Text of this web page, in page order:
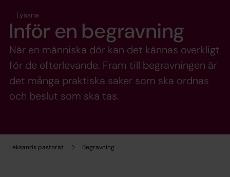
Leksands pastorat Begravning
Lyssna
Inför en begravning
När en människa dör kan det kännas overkligt
för de efterlevande. Fram till begravningen är
det många praktiska saker som ska ordnas
och beslut som ska tas.